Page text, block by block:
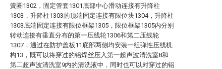
簧圈1302，固定管套1301底部中心滑动连接有升降柱
1303，升降柱1303的顶端固定连接有限位块1304，升降柱
1303底端固定连接有限位框架1305，限位框架1305内分别
转动连接有垂直分布的第一压线轮1306和第二压线轮
1307，通过在防护盖板11底部两侧均安装一组弹性压线机
构13，既可以将穿过的铝焊丝压入第一超声波清洗室8和
第二超声波清洗室9内的清洗液中，同时也可以对穿过的铝